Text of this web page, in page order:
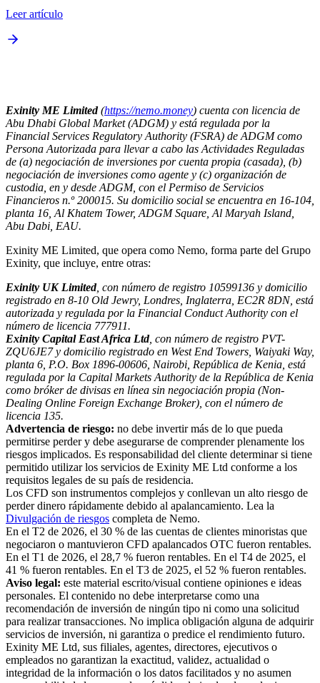
Leer artículo
Exinity ME Limited(https://nemo.money) cuenta con licencia de
Abu Dhabi Global Market (ADGM) y está regulada por la
Financial Services Regulatory Authority (FSRA) de ADGM como
Persona Autorizada para llevar a cabo las Actividades Reguladas
de (a) negociación de inversiones por cuenta propia (casada), (b)
negociación de inversiones como agente y (c) organización de
custodia, en y desde ADGM, con el Permiso de Servicios
Financieros n.º 200015. Su domicilio social se encuentra en 16-104,
planta 16, Al Khatem Tower, ADGM Square, Al Maryah Island,
Abu Dabi, EAU.
Exinity ME Limited, que opera como Nemo, forma parte del Grupo
Exinity, que incluye, entre otras:
Exinity UK Limited, con número de registro 10599136 y domicilio
registrado en 8-10 Old Jewry, Londres, Inglaterra, EC2R 8DN, está
autorizada y regulada por la Financial Conduct Authority con el
número de licencia 777911.
Exinity Capital East Africa Ltd, con número de registro PVT-
ZQU6JE7 y domicilio registrado en West End Towers, Waiyaki Way,
planta 6, P.O. Box 1896-00606, Nairobi, República de Kenia, está
regulada por la Capital Markets Authority de la República de Kenia
como bróker de divisas en línea sin negociación propia (Non-
Dealing Online Foreign Exchange Broker), con el número de
licencia 135.
Advertencia de riesgo: no debe invertir más de lo que pueda
permitirse perder y debe asegurarse de comprender plenamente los
riesgos implicados. Es responsabilidad del cliente determinar si tiene
permitido utilizar los servicios de Exinity ME Ltd conforme a los
requisitos legales de su país de residencia.
Los CFD son instrumentos complejos y conllevan un alto riesgo de
perder dinero rápidamente debido al apalancamiento. Lea la
Divulgación de riesgos completa de Nemo.
En el T2 de 2026, el 30 % de las cuentas de clientes minoristas que
negociaron o mantuvieron CFD apalancados OTC fueron rentables.
En el T1 de 2026, el 28,7 % fueron rentables. En el T4 de 2025, el
41 % fueron rentables. En el T3 de 2025, el 52 % fueron rentables.
Aviso legal: este material escrito/visual contiene opiniones e ideas
personales. El contenido no debe interpretarse como una
recomendación de inversión de ningún tipo ni como una solicitud
para realizar transacciones. No implica obligación alguna de adquirir
servicios de inversión, ni garantiza o predice el rendimiento futuro.
Exinity ME Ltd, sus filiales, agentes, directores, ejecutivos o
empleados no garantizan la exactitud, validez, actualidad o
integridad de la información o los datos facilitados y no asumen